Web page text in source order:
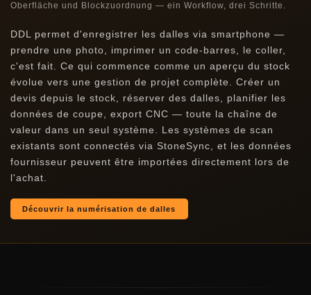
Oberfläche und Blockzuordnung — ein Workflow, drei Schritte.
DDL permet d'enregistrer les dalles via smartphone —
prendre une photo, imprimer un code-barres, le coller,
c'est fait. Ce qui commence comme un aperçu du stock
évolue vers une gestion de projet complète. Créer un
devis depuis le stock, réserver des dalles, planifier les
données de coupe, export CNC — toute la chaîne de
valeur dans un seul système. Les systèmes de scan
existants sont connectés via StoneSync, et les données
fournisseur peuvent être importées directement lors de
l'achat.
Découvrir la numérisation de dalles